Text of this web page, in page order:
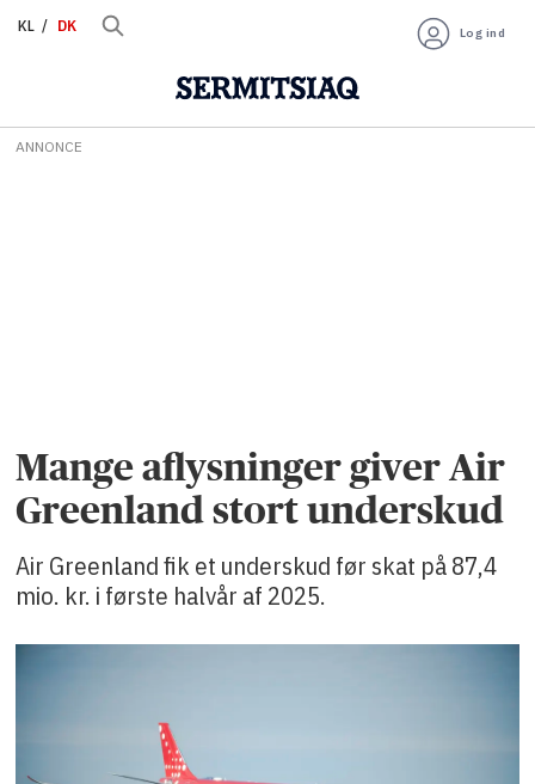
KL DK Log ind
ANNONCE
Mange aflysninger giver Air
Greenland stort underskud
Air Greenland fik et underskud før skat på 87,4
mio. kr. i første halvår af 2025.